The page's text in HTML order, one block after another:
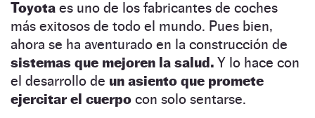
Toyota es uno de los fabricantes de coches
más exitosos de todo el mundo. Pues bien,
ahora se ha aventurado en la construcción de
sistemas que mejoren la salud. Y lo hace con
el desarrollo de un asiento que promete
ejercitar el cuerpo con solo sentarse.